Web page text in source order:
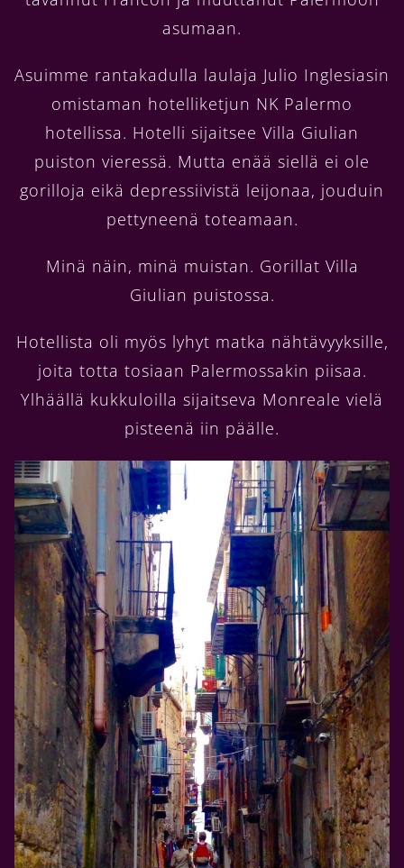
asumaan.
Asuimme rantakadulla laulaja Julio Inglesiasin
omistaman hotelliketjun NK Palermo
hotellissa. Hotelli sijaitsee Villa Giulian
puiston vieressä. Mutta enää siellä ei ole
gorilloja eikä depressiivistä leijonaa, jouduin
pettyneenä toteamaan.
Minä näin, minä muistan. Gorillat Villa
Giulian puistossa.
Hotellista oli myös lyhyt matka nähtävyyksille,
joita totta tosiaan Palermossakin piisaa.
Ylhäällä kukkuloilla sijaitseva Monreale vielä
pisteenä iin päälle.